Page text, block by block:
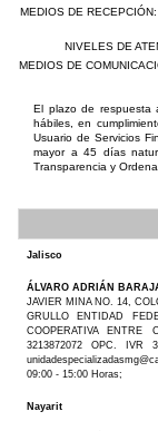
MEDIOS DE
NIVELES DE
MEDIOS DE
El plazo de respuesta
hábiles, en
Usuario de Servicios
mayor a 45 días
Transparencia y
Jalisco
ÁLVARO ADRIÁN
JAVIER MINA NO. 14,
GRULLO ENTIDAD
COOPERATIVA ENTRE
3213872072 OPC. IVR
09:00 - 15:00 Horas;
Nayarit